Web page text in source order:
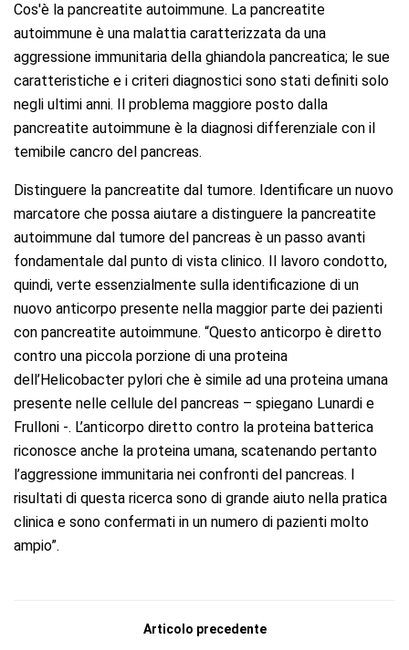
Cos'è la pancreatite autoimmune. La pancreatite
autoimmune è una malattia caratterizzata da una
aggressione immunitaria della ghiandola pancreatica; le sue
caratteristiche e i criteri diagnostici sono stati definiti solo
negli ultimi anni. Il problema maggiore posto dalla
pancreatite autoimmune è la diagnosi differenziale con il
temibile cancro del pancreas.
Distinguere la pancreatite dal tumore. Identificare un nuovo
marcatore che possa aiutare a distinguere la pancreatite
autoimmune dal tumore del pancreas è un passo avanti
fondamentale dal punto di vista clinico. Il lavoro condotto,
quindi, verte essenzialmente sulla identificazione di un
nuovo anticorpo presente nella maggior parte dei pazienti
con pancreatite autoimmune. “Questo anticorpo è diretto
contro una piccola porzione di una proteina
dell’Helicobacter pylori che è simile ad una proteina umana
presente nelle cellule del pancreas – spiegano Lunardi e
Frulloni -. L’anticorpo diretto contro la proteina batterica
riconosce anche la proteina umana, scatenando pertanto
l’aggressione immunitaria nei confronti del pancreas. I
risultati di questa ricerca sono di grande aiuto nella pratica
clinica e sono confermati in un numero di pazienti molto
ampio”.
Articolo precedente